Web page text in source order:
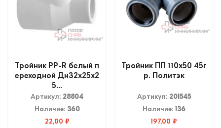
Тройник PP-R белый п
ереходной Дн32х25х2
5...
Артикул: 28804
Наличие: 360
22,00 ₽
Тройник ПП 110х50 45г
р. Политэк
Артикул: 201545
Наличие: 136
197,00 ₽